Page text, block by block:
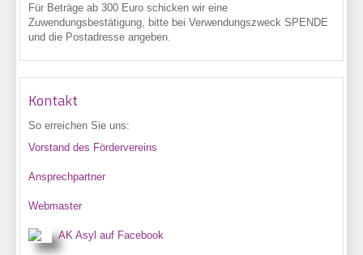
Für Beträge ab 300 Euro schicken wir eine
Zuwendungsbestätigung, bitte bei Verwendungszweck SPENDE
und die Postadresse angeben.
Kontakt
So erreichen Sie uns:
Vorstand des Fördervereins
Ansprechpartner
Webmaster
AK Asyl auf Facebook